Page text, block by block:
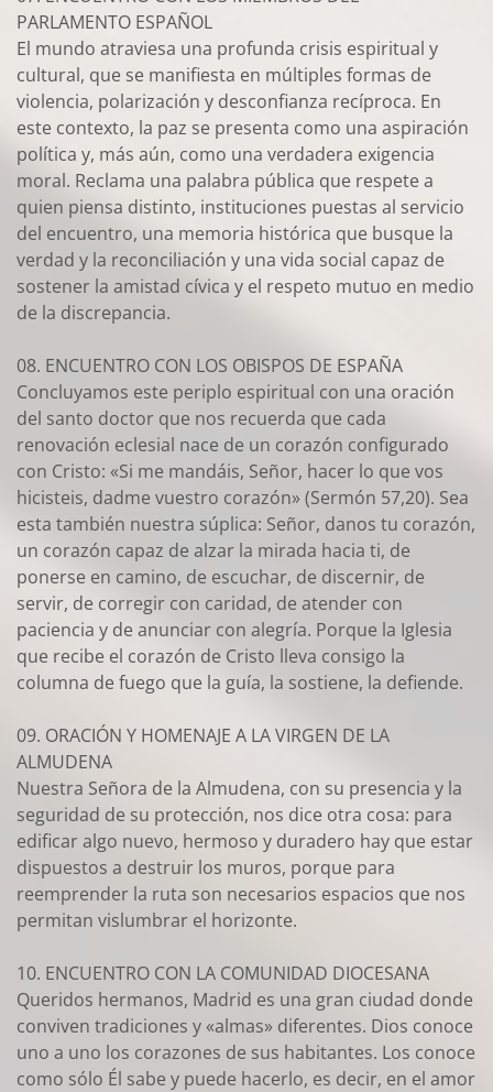
PARLAMENTO ESPAÑOL
El mundo atraviesa una profunda crisis espiritual y
cultural, que se manifiesta en múltiples formas de
violencia, polarización y desconfianza recíproca. En
este contexto, la paz se presenta como una aspiración
política y, más aún, como una verdadera exigencia
moral. Reclama una palabra pública que respete a
quien piensa distinto, instituciones puestas al servicio
del encuentro, una memoria histórica que busque la
verdad y la reconciliación y una vida social capaz de
sostener la amistad cívica y el respeto mutuo en medio
de la discrepancia.
08. ENCUENTRO CON LOS OBISPOS DE ESPAÑA
Concluyamos este periplo espiritual con una oración
del santo doctor que nos recuerda que cada
renovación eclesial nace de un corazón configurado
con Cristo: «Si me mandáis, Señor, hacer lo que vos
hicisteis, dadme vuestro corazón» (Sermón 57,20). Sea
esta también nuestra súplica: Señor, danos tu corazón,
un corazón capaz de alzar la mirada hacia ti, de
ponerse en camino, de escuchar, de discernir, de
servir, de corregir con caridad, de atender con
paciencia y de anunciar con alegría. Porque la Iglesia
que recibe el corazón de Cristo lleva consigo la
columna de fuego que la guía, la sostiene, la defiende.
09. ORACIÓN Y HOMENAJE A LA VIRGEN DE LA
ALMUDENA
Nuestra Señora de la Almudena, con su presencia y la
seguridad de su protección, nos dice otra cosa: para
edificar algo nuevo, hermoso y duradero hay que estar
dispuestos a destruir los muros, porque para
reemprender la ruta son necesarios espacios que nos
permitan vislumbrar el horizonte.
10. ENCUENTRO CON LA COMUNIDAD DIOCESANA
Queridos hermanos, Madrid es una gran ciudad donde
conviven tradiciones y «almas» diferentes. Dios conoce
uno a uno los corazones de sus habitantes. Los conoce
como sólo Él sabe y puede hacerlo, es decir, en el amor